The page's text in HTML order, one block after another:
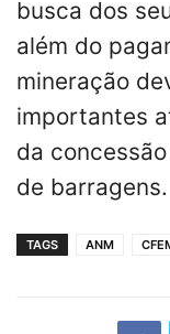
busca dos
além do
mineração
importantes
da
de barragens.
TAGS ANM